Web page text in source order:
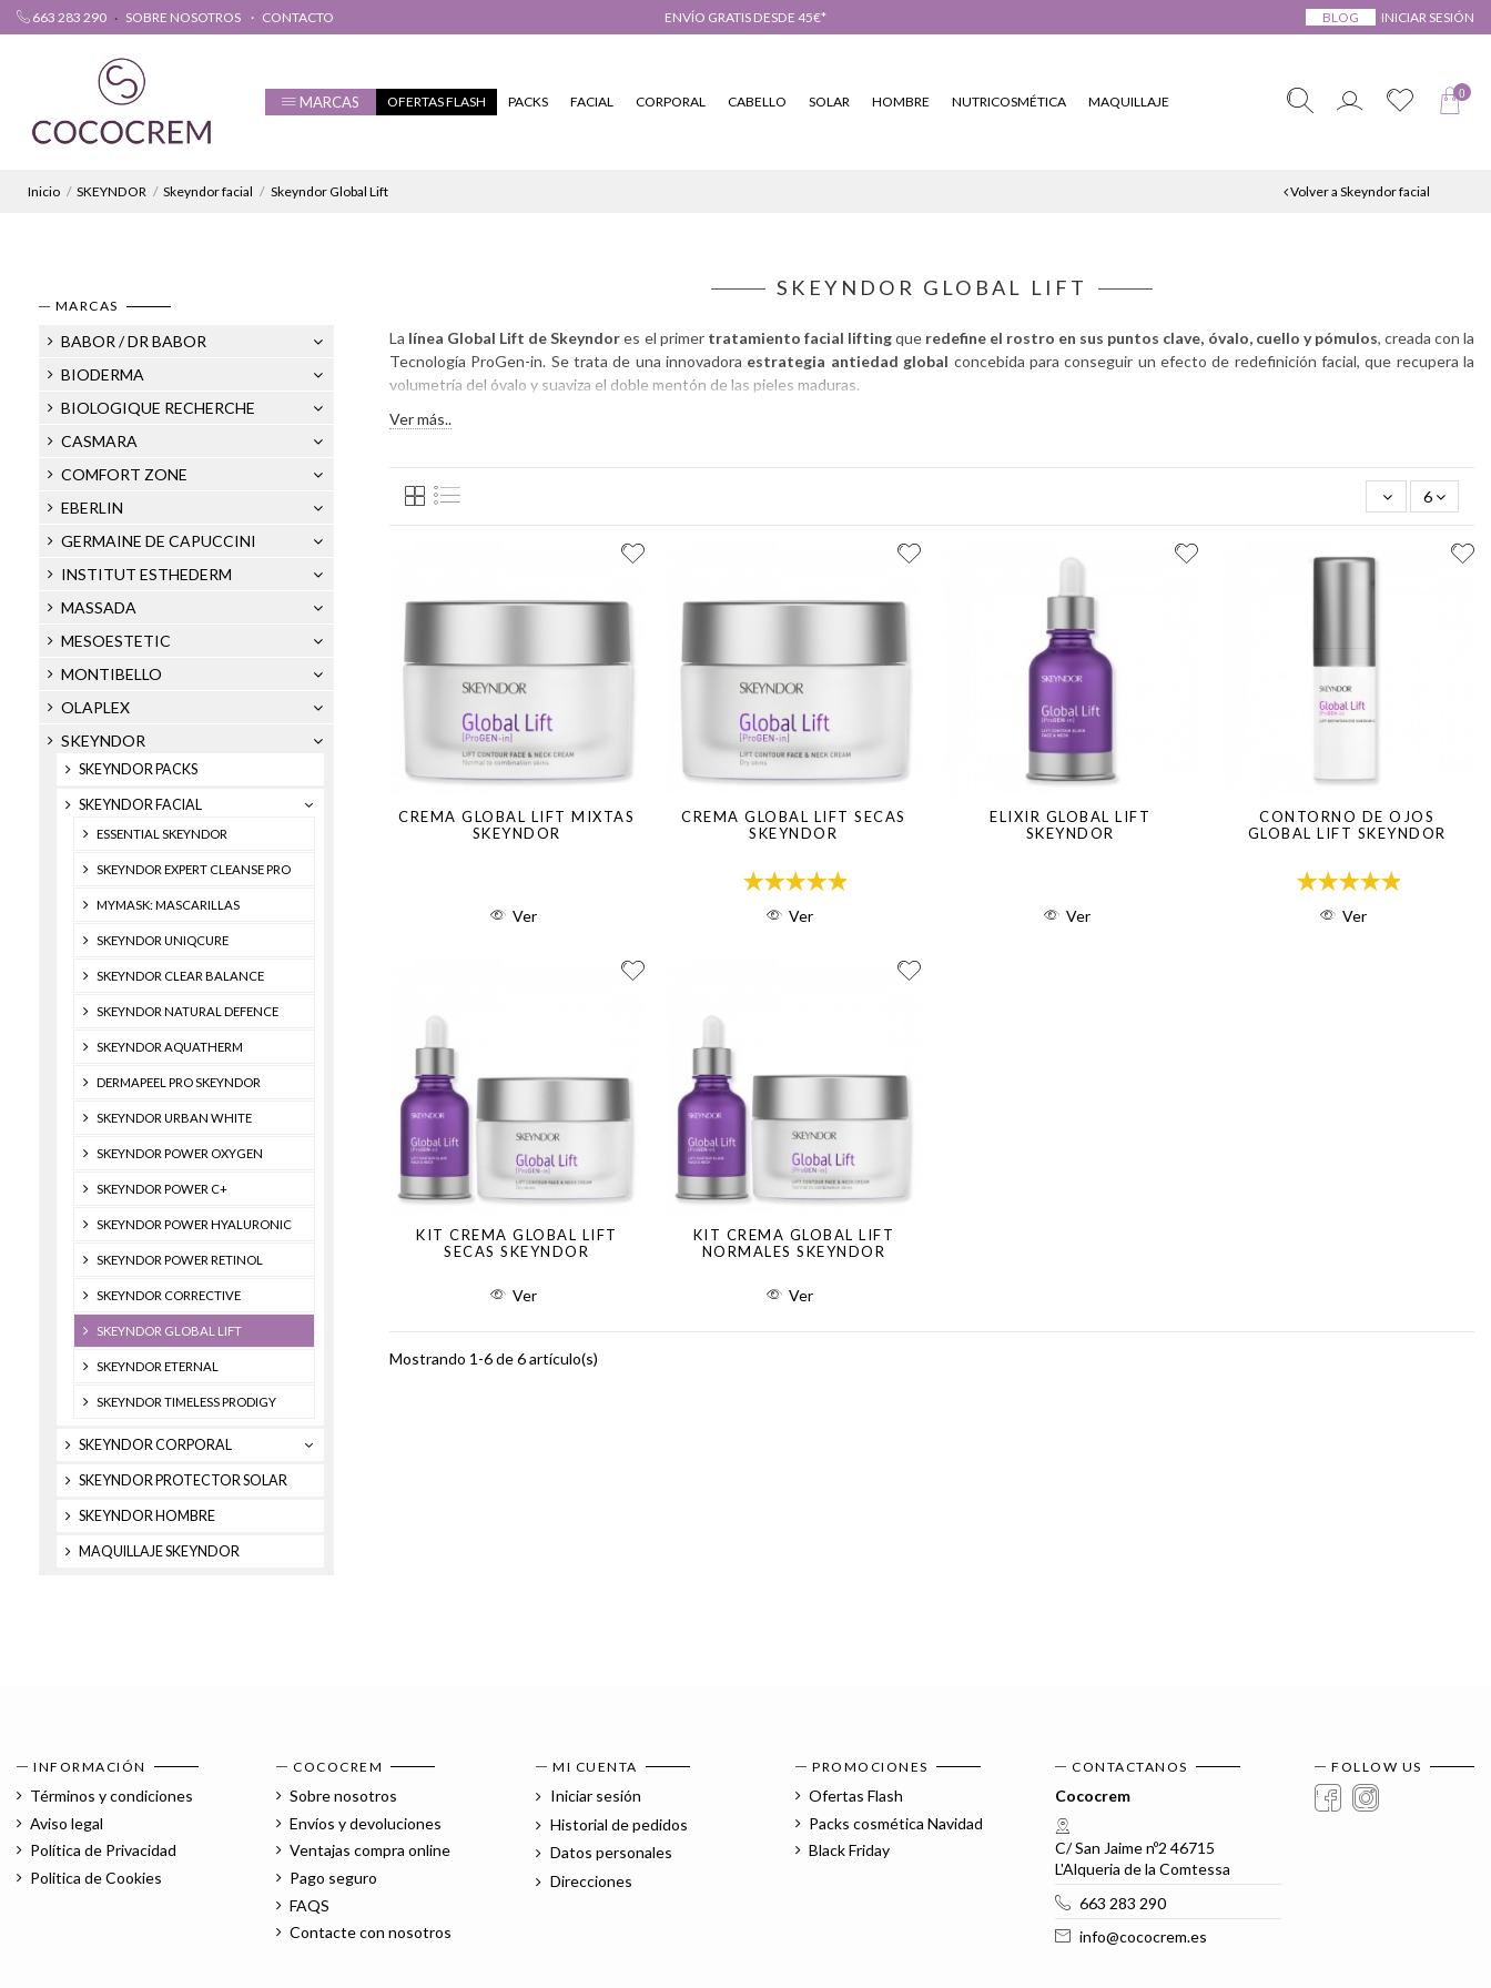
663 283 290 SOBRE NOSOTROS CONTACTO ENVÍO GRATIS DESDE 45€* BLOG INICIAR SESIÓN
MARCAS OFERTAS FLASH PACKS FACIAL CORPORAL CABELLO SOLAR HOMBRE NUTRICOSMÉTICA MAQUILLAJE
0
Inicio SKEYNDOR Skeyndor facial Skeyndor Global Lift Volver a Skeyndor facial
SKEYNDOR GLOBAL LIFT
La línea Global Lift de Skeyndores el primer tratamiento facial liftingque redefine el rostro en sus puntos clave, óvalo, cuello y pómulos, creada con la
Tecnología ProGen-in. Se trata de una innovadora estrategia antiedad global concebida para conseguir un efecto de redefinición facial, que recupera la
volumetría del óvalo y suaviza el doble mentón de las pieles maduras.
Ver más..
6
CREMA GLOBAL LIFT MIXTAS
SKEYNDOR
Ver
CREMA GLOBAL LIFT SECAS
SKEYNDOR
Ver
ELIXIR GLOBAL LIFT
SKEYNDOR
Ver
CONTORNO DE OJOS
GLOBAL LIFT SKEYNDOR
Ver
KIT CREMA GLOBAL LIFT
SECAS SKEYNDOR
Ver
KIT CREMA GLOBAL LIFT
NORMALES SKEYNDOR
Ver
Mostrando 1-6 de 6 artículo(s)
MARCAS
BABOR / DR BABOR
BIODERMA
BIOLOGIQUE RECHERCHE
CASMARA
COMFORT ZONE
EBERLIN
GERMAINE DE CAPUCCINI
INSTITUT ESTHEDERM
MASSADA
MESOESTETIC
MONTIBELLO
OLAPLEX
SKEYNDOR
SKEYNDOR PACKS
SKEYNDOR FACIAL
ESSENTIAL SKEYNDOR
SKEYNDOR EXPERT CLEANSE PRO
MYMASK: MASCARILLAS
SKEYNDOR UNIQCURE
SKEYNDOR CLEAR BALANCE
SKEYNDOR NATURAL DEFENCE
SKEYNDOR AQUATHERM
DERMAPEEL PRO SKEYNDOR
SKEYNDOR URBAN WHITE
SKEYNDOR POWER OXYGEN
SKEYNDOR POWER C+
SKEYNDOR POWER HYALURONIC
SKEYNDOR POWER RETINOL
SKEYNDOR CORRECTIVE
SKEYNDOR GLOBAL LIFT
SKEYNDOR ETERNAL
SKEYNDOR TIMELESS PRODIGY
SKEYNDOR CORPORAL
SKEYNDOR PROTECTOR SOLAR
SKEYNDOR HOMBRE
MAQUILLAJE SKEYNDOR
INFORMACIÓN
Términos y condiciones
Aviso legal
Política de Privacidad
Politica de Cookies
COCOCREM
Sobre nosotros
Envíos y devoluciones
Ventajas compra online
Pago seguro
FAQS
Contacte con nosotros
MI CUENTA
Iniciar sesión
Historial de pedidos
Datos personales
Direcciones
PROMOCIONES
Ofertas Flash
Packs cosmética Navidad
Black Friday
CONTACTANOS
Cococrem
C/ San Jaime nº2 46715
L'Alqueria de la Comtessa
663 283 290
info@cococrem.es
FOLLOW US